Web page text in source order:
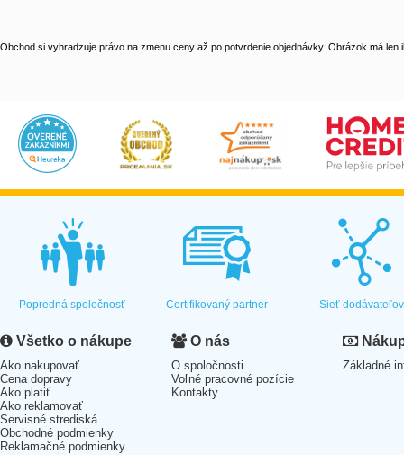
Obchod si vyhradzuje právo na zmenu ceny až po potvrdenie objednávky. Obrázok má len
Popredná spoločnosť Certifikovaný partner Sieť dodávateľov
Všetko o nákupe
Ako nakupovať
Cena dopravy
Ako platiť
Ako reklamovať
Servisné strediská
Obchodné podmienky
Reklamačné podmienky
O nás
O spoločnosti
Voľné pracovné pozície
Kontakty
Základné